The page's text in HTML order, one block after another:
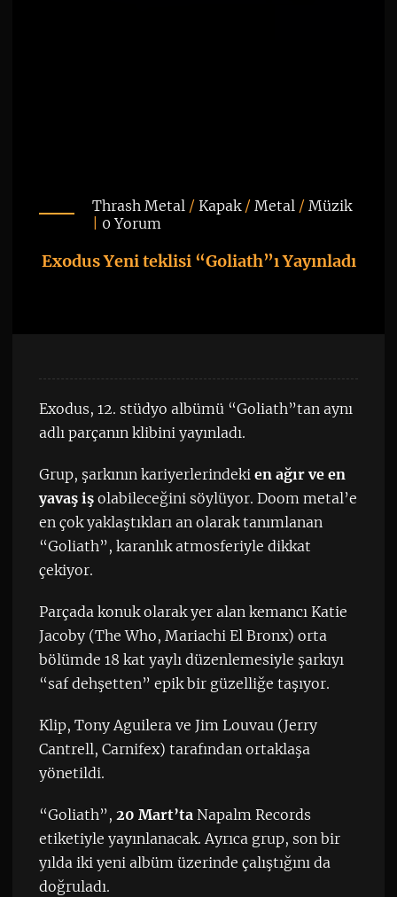
Thrash Metal/ Kapak/ Metal/ Müzik
0 Yorum
Exodus Yeni teklisi “Goliath”ı Yayınladı
Exodus, 12. stüdyo albümü “Goliath”tan aynı
adlı parçanın klibini yayınladı.
Grup, şarkının kariyerlerindeki en ağır ve en
yavaş işolabileceğini söylüyor. Doom metal’e
en çok yaklaştıkları an olarak tanımlanan
“Goliath”, karanlık atmosferiyle dikkat
çekiyor.
Parçada konuk olarak yer alan kemancı Katie
Jacoby (The Who, Mariachi El Bronx) orta
bölümde 18 kat yaylı düzenlemesiyle şarkıyı
“saf dehşetten” epik bir güzelliğe taşıyor.
Klip, Tony Aguilera ve Jim Louvau (Jerry
Cantrell, Carnifex) tarafından ortaklaşa
yönetildi.
“Goliath”, 20 Mart’taNapalm Records
etiketiyle yayınlanacak. Ayrıca grup, son bir
yılda iki yeni albüm üzerinde çalıştığını da
doğruladı.